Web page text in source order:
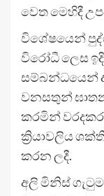
වෙත මෙහිදී
විශේෂයෙන්
විරෝධී ලෙස
සම්බන්ධයෙන්
වනසතුන්
කරමින්
ක්‍රියාවලිය
කරන ලදී.
අලි මිනිස්